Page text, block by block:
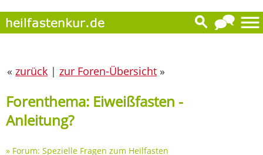
« zurück | zur Foren-Übersicht »
Forenthema: Eiweißfasten -
Anleitung?
» Forum: Spezielle Fragen zum Heilfasten